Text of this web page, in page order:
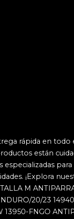
rápida en todo
están
para
¡Explora
M
20/23
13950-FNGO